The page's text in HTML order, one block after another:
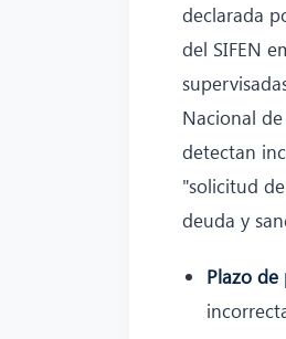
declarada
del SIFEN
Nacional
detectan
"solicitud
deuda y
Plazo de